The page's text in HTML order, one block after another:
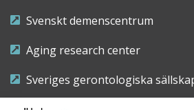
Svenskt demenscentrum
Aging research center
Sveriges gerontologiska